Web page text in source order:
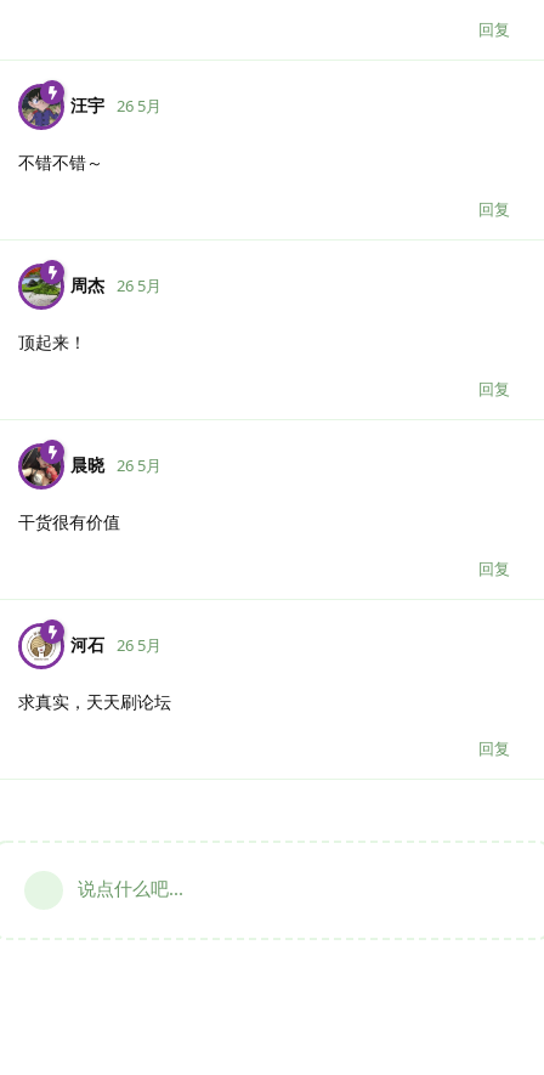
回复
汪宇 26 5月
不错不错～
回复
周杰 26 5月
顶起来！
回复
晨晓 26 5月
干货很有价值
回复
河石 26 5月
求真实，天天刷论坛
回复
说点什么吧...